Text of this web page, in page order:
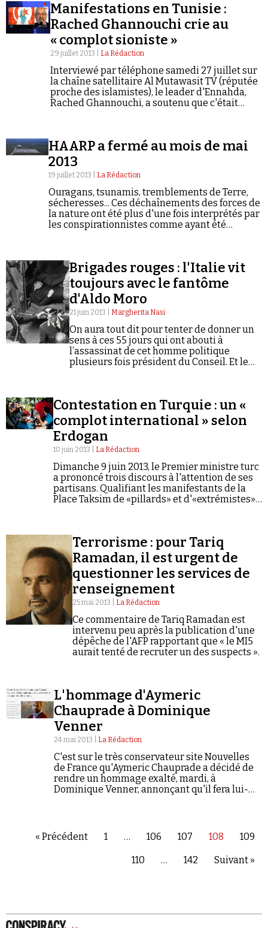
Manifestations en Tunisie :
Rached Ghannouchi crie au
« complot sioniste »
29 juillet 2013 | La Rédaction
Interviewé par téléphone samedi 27 juillet sur
la chaîne satellitaire Al Mutawasit TV (réputée
proche des islamistes), le leader d'Ennahda,
Rached Ghannouchi, a soutenu que c'était
HAARP a fermé au mois de mai
2013
19 juillet 2013 | La Rédaction
Ouragans, tsunamis, tremblements de Terre,
sécheresses... Ces déchaînements des forces de
la nature ont été plus d'une fois interprétés par
les conspirationnistes comme ayant été
Brigades rouges : l'Italie vit
toujours avec le fantôme
d'Aldo Moro
21 juin 2013 | Margherita Nasi
On aura tout dit pour tenter de donner un
sens à ces 55 jours qui ont abouti à
l’assassinat de cet homme politique
plusieurs fois président du Conseil. Et le
Contestation en Turquie : un «
complot international » selon
Erdogan
10 juin 2013 | La Rédaction
Dimanche 9 juin 2013, le Premier ministre turc
a prononcé trois discours à l'attention de ses
partisans. Qualifiant les manifestants de la
Place Taksim de «pillards» et d'«extrémistes»,
Terrorisme : pour Tariq
Ramadan, il est urgent de
questionner les services de
renseignement
25 mai 2013 | La Rédaction
Ce commentaire de Tariq Ramadan est
intervenu peu après la publication d'une
dépêche de l'AFP rapportant que « le MI5
aurait tenté de recruter un des suspects ».
L'hommage d'Aymeric
Chauprade à Dominique
Venner
24 mai 2013 | La Rédaction
C'est sur le très conservateur site Nouvelles
de France qu'Aymeric Chauprade a décidé de
rendre un hommage exalté, mardi, à
Dominique Venner, annonçant qu'il fera lui-
« Précédent 1 … 106 107 108 109
110 … 142 Suivant »